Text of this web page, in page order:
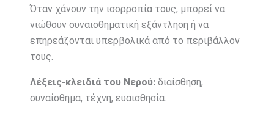
Όταν χάνουν την ισορροπία τους, μπορεί να
νιώθουν συναισθηματική εξάντληση ή να
επηρεάζονται υπερβολικά από το περιβάλλον
τους.
Λέξεις-κλειδιά του Νερού:διαίσθηση,
συναίσθημα, τέχνη, ευαισθησία.